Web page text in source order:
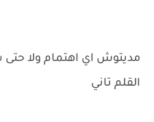
مديتوش اي اهتمام ولا
القلم تاني